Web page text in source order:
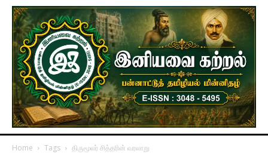
Home Tags திருமூலர் சித்தரின் வரலாறு